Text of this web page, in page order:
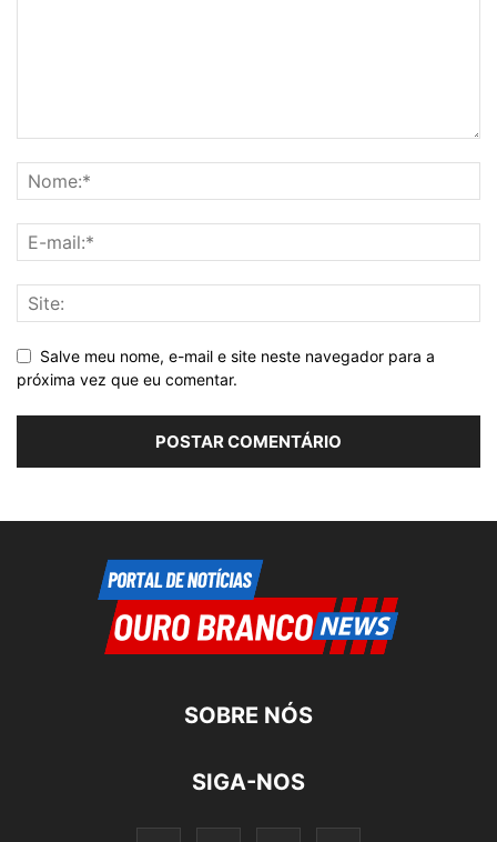
Salve meu nome, e-mail e site neste navegador para a
próxima vez que eu comentar.
SOBRE NÓS
SIGA-NOS